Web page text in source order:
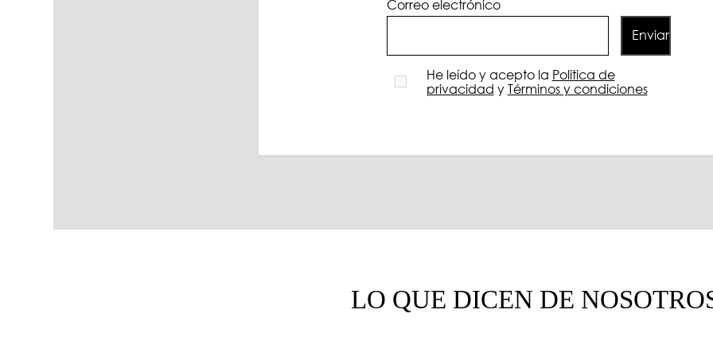
Correo electrónico
Enviar
He leído y acepto la Política de
privacidad yTérminos y condiciones
LO QUE DICEN DE